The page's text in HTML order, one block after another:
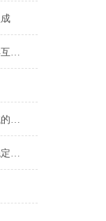
拉力传感器：高可靠性与优异互换性的技术解析
试验机传感器：力学性能测试的核心组件解析
试验机传感器：选型要点、稳定性及分类详解